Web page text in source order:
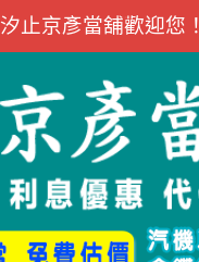
汐止京彥當舖歡迎您！